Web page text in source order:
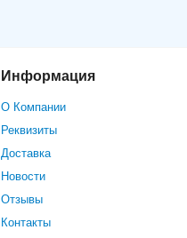
Информация
О Компании
Реквизиты
Доставка
Новости
Отзывы
Контакты